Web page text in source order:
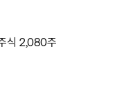
식 2,080주